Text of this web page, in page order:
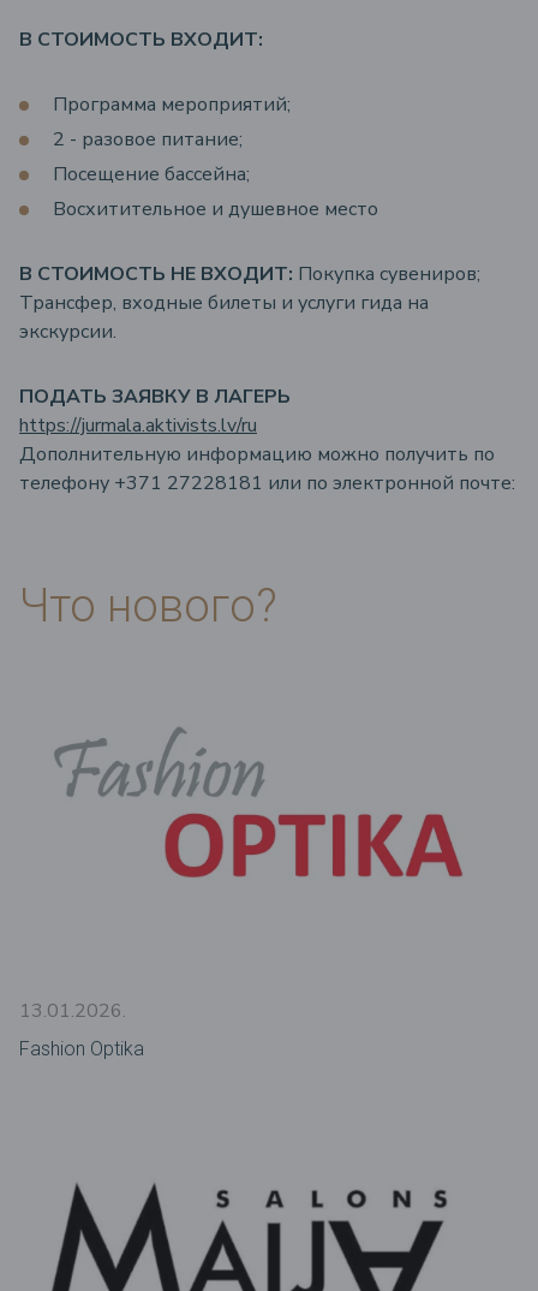
В СТОИМОСТЬ ВХОДИТ:
Программа мероприятий;
2 - разовое питание;
Посещение бассейна;
Восхитительное и душевное место
В СТОИМОСТЬ НЕ ВХОДИТ: Покупка сувениров;
Трансфер, входные билеты и услуги гида на
экскурсии.
ПОДАТЬ ЗАЯВКУ В ЛАГЕРЬ
https://jurmala.aktivists.lv/ru
Дополнительную информацию можно получить по
телефону +371 27228181 или по электронной почте:
Что нового?
13.01.2026.
Fashion Optika